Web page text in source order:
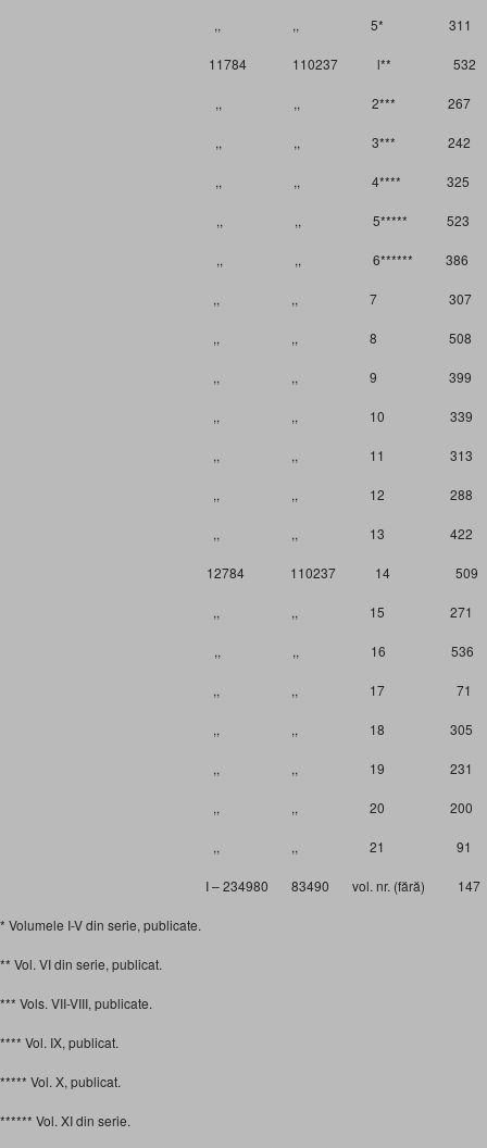
,, ,, 5* 311
11784 110237 l** 532
,, ,, 2*** 267
,, ,, 3*** 242
,, ,, 4**** 325
,, ,, 5***** 523
,, ,, 6****** 386
,, ,, 7 307
,, ,, 8 508
,, ,, 9 399
,, ,, 10 339
,, ,, 11 313
,, ,, 12 288
,, ,, 13 422
12784 110237 14 509
,, ,, 15 271
,, ,, 16 536
,, ,, 17 71
,, ,, 18 305
,, ,, 19 231
,, ,, 20 200
,, ,, 21 91
I – 234980 83490 vol. nr. (fără) 147
* Volumele I-V din serie, publicate.
** Vol. VI din serie, publicat.
*** Vols. VII-VIII, publicate.
**** Vol. IX, publicat.
***** Vol. X, publicat.
****** Vol. XI din serie.